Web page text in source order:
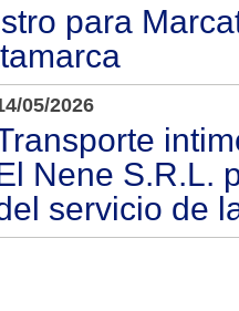
para
05/2026
Nene S.R.L.
servicio de